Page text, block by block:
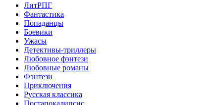
ЛитРПГ
Фантастика
Попаданцы
Боевики
Ужасы
Детективы-триллеры
Любовное фэнтези
Любовные романы
Фэнтези
Приключения
Русская классика
Постапокалипсис